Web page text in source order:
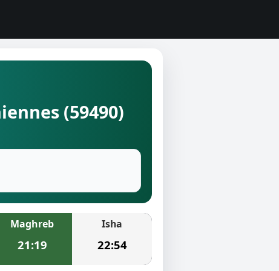
(59490)
Maghreb
21:19
Isha
22:54